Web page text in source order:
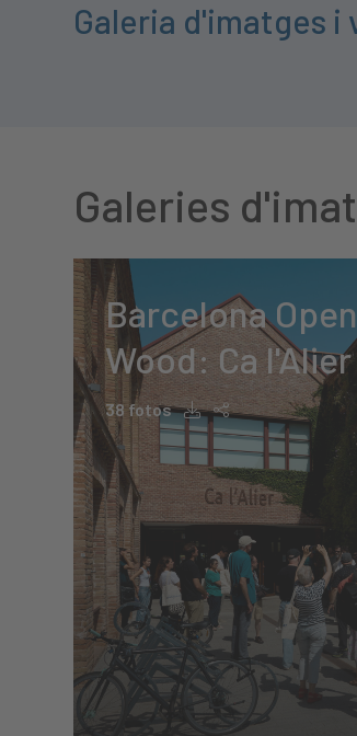
Galeria d'imatges i
Galeries
Barcelona Open
Wood: Ca l'Alier
38 fotos